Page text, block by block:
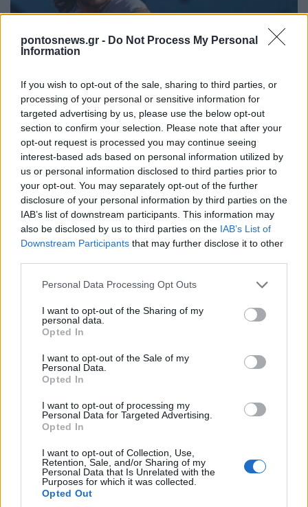
pontosnews.gr - Do Not Process My Personal
Information
If you wish to opt-out of the sale, sharing to third parties, or
processing of your personal or sensitive information for
targeted advertising by us, please use the below opt-out
section to confirm your selection. Please note that after your
opt-out request is processed you may continue seeing
interest-based ads based on personal information utilized by
us or personal information disclosed to third parties prior to
your opt-out. You may separately opt-out of the further
disclosure of your personal information by third parties on the
IAB’s list of downstream participants. This information may
also be disclosed by us to third parties on the IAB’s List of
Downstream Participants that may further disclose it to other
Please note that this website/app uses one or more Google
not limited to your visit or usage behaviour. You may click to
grant or deny consent to Google and its third-party tags to
use your data for below specified purposes in below Google
consent section.
Personal Data Processing Opt Outs
I want to opt-out of the Sharing of my
personal data.
Opted In
I want to opt-out of the Sale of my
Personal Data.
Opted In
I want to opt-out of processing my
Personal Data for Targeted Advertising.
Opted In
I want to opt-out of Collection, Use,
Retention, Sale, and/or Sharing of my
Personal Data that Is Unrelated with the
Purposes for which it was collected.
Opted Out
Αποκλεισμός για τον Τσιτσιπά στον δεύτερο γύρο
του Μόντρεαλ
5/08/2026 - 9:40μμ
ΑΘΛΗΤΙΣΜΟΣ
μετάλλια για την Ελλάδα
5/08/2026 - 8:43μμ